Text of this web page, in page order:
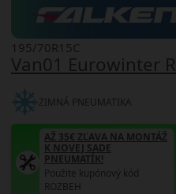
Van01 Eurowinter R
195/70R15C
ZIMNÁ PNEUMATIKA
AŽ 35€ ZĽAVA NA MONTÁŽ
K NOVEJ SADE
PNEUMATÍK!
Použite kupónový kód
ROZBEH